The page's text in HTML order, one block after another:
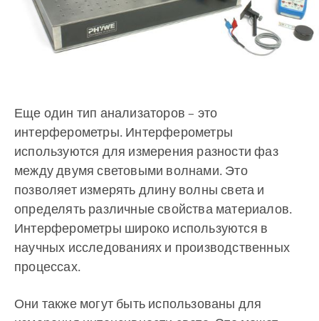
Еще один тип анализаторов – это
интерферометры. Интерферометры
используются для измерения разности фаз
между двумя световыми волнами. Это
позволяет измерять длину волны света и
определять различные свойства материалов.
Интерферометры широко используются в
научных исследованиях и производственных
процессах.
Они также могут быть использованы для